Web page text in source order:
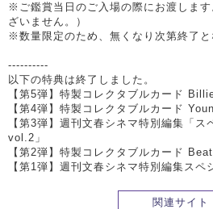
※ご鑑賞当日のご入場の際にお渡しま
ざいません。）
※数量限定のため、無くなり次第終了と
----------
以下の特典は終了しました。
【第5弾】特製コレクタブルカード
【第4弾】特製コレクタブルカード
【第3弾】週刊文春シネマ特別編集「ス
vol.2」
【第2弾】特製コレクタブルカード
【第1弾】週刊文春シネマ特別編集スペ
関連サイト